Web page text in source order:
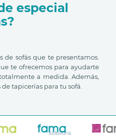
especial
de sofás que te presentamos.
te ofrecemos para ayudarte
a medida. Además,
tapicerías para tu sofá.